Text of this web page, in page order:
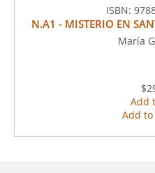
ISBN:
N.A1 - MISTERIO EN
María
Add
Add